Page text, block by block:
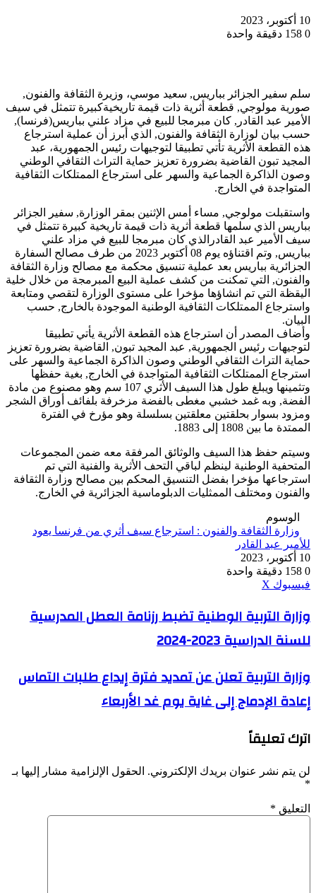
10 أكتوبر، 2023
0
دقيقة واحدة
سلم سفير الجزائر بباريس, سعيد موسي، وزيرة الثقافة والفنون,
صورية مولوجي, قطعة أثرية ذات قيمة تاريخيةكبيرة تتمثل في سيف
الأمير عبد القادر, كان مبرمجا للبيع في مزاد علني بباريس(فرنسا),
حسب بيان لوزارة الثقافة والفنون, الذي أبرز أن عملية استرجاع
هذه القطعة الأثرية تأتي تطبيقا لتوجيهات رئيس الجمهورية، عبد
المجيد تبون القاضية بضرورة تعزيز حماية التراث الثقافي الوطني
وصون الذاكرة الجماعية والسهر على استرجاع الممتلكات الثقافية
المتواجدة في الخارج.
واستقبلت مولوجي, مساء أمس الإثنين بمقر الوزارة, سفير الجزائر
بباريس الذي سلمها قطعة أثرية ذات قيمة تاريخية كبيرة تتمثل في
سيف الأمير عبد القادرالذي كان مبرمجا للبيع في مزاد علني
بباريس, وتم اقتناؤه يوم 08 أكتوبر 2023 من طرف مصالح السفارة
الجزائرية بباريس بعد عملية تنسيق محكمة مع مصالح وزارة الثقافة
والفنون, التي تمكنت من كشف عملية البيع المبرمجة من خلال خلية
اليقظة التي تم انشاؤها مؤخرا على مستوى الوزارة لتقصي ومتابعة
واسترجاع الممتلكات الثقافية الوطنية الموجودة بالخارج, حسب
البيان.
وأضاف المصدر أن استرجاع هذه القطعة الأثرية يأتي تطبيقا
لتوجيهات رئيس الجمهورية, عبد المجيد تبون, القاضية بضرورة تعزيز
حماية التراث الثقافي الوطني وصون الذاكرة الجماعية والسهر على
استرجاع الممتلكات الثقافية المتواجدة في الخارج, بغية حفظها
وتثمينها ويبلغ طول هذا السيف الأثري 107 سم وهو مصنوع من مادة
الفضة, وبه غمد خشبي مغطى بالفضة مزخرفة بلفائف أوراق الشجر
ومزود بسوار بحلقتين معلقتين بسلسلة وهو مؤرخ في الفترة
الممتدة ما بين 1808 إلى 1883.
وسيتم حفظ هذا السيف والوثائق المرفقة معه ضمن المجموعات
المتحفية الوطنية لينظم لباقي التحف الأثرية والفنية التي تم
استرجاعها مؤخرا بفضل التنسيق المحكم بين مصالح وزارة الثقافة
والفنون ومختلف الممثليات الدبلوماسية الجزائرية في الخارج.
الوسوم
وزارة الثقافة والفنون : استرجاع سيف أثري من فرنسا يعود
للأمير عبد القادر
10 أكتوبر، 2023
0
دقيقة واحدة
فيسبوك ‫X
وزارة
التربية
الوطنية
العطل
للسنة
2024
وزارة التربية الوطنية تضبط رزنامة العطل المدرسية
للسنة الدراسية 2023-2024
وزارة
التربية
تعلن
عن
فترة
طلبات
التماس
الإدماج
إلى
وزارة التربية تعلن عن تمديد فترة إيداع طلبات التماس
إعادة الإدماج إلى غاية يوم غد الأربعاء
اترك تعليقاً
لن يتم نشر عنوان بريدك الإلكتروني. الحقول الإلزامية مشار إليها بـ
*
التعليق *